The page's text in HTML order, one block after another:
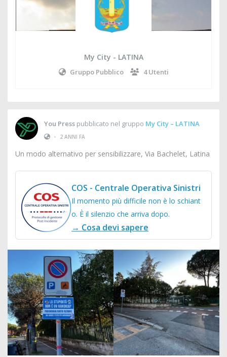
My City - LATINA
Gruppo Pubblico 4 Utenti
You Press pubblicato nel gruppo My City – LATINA
•
2 ANNI FA
Un modo alternativo per sensibilizzare, Via Bachelet, Latina
COS - Centrale Operativa Sinistri
Il momento più difficile non è lo schiant
o. È il silenzio che arriva dopo.
→ Cosa devi sapere